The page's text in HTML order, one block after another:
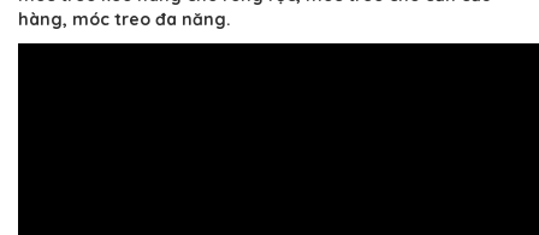
hàng, móc treo đa năng.